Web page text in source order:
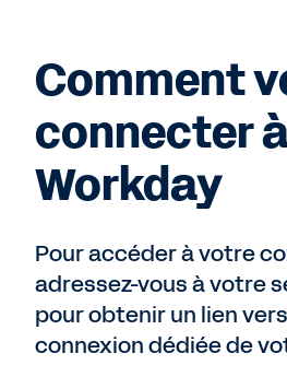
Comment
connecter
Workday
Pour accéder à votre
adressez-vous à votre
pour obtenir un lien
connexion dédiée de